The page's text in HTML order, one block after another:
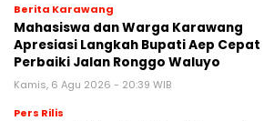
Berita Karawang
Mahasiswa dan Warga Karawang
Apresiasi Langkah Bupati Aep Cepat
Perbaiki Jalan Ronggo Waluyo
Kamis, 6 Agu 2026 - 20:39 WIB
Pers Rilis